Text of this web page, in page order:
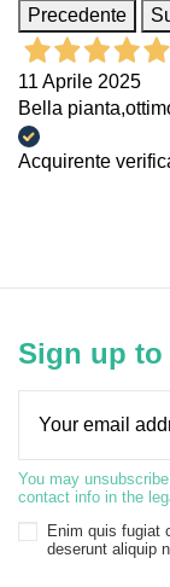
Precedente
11 Aprile 2025
Bella
Acquirente
Sign up to
You may
contact info in the
Enim quis fugiat
deserunt aliquip